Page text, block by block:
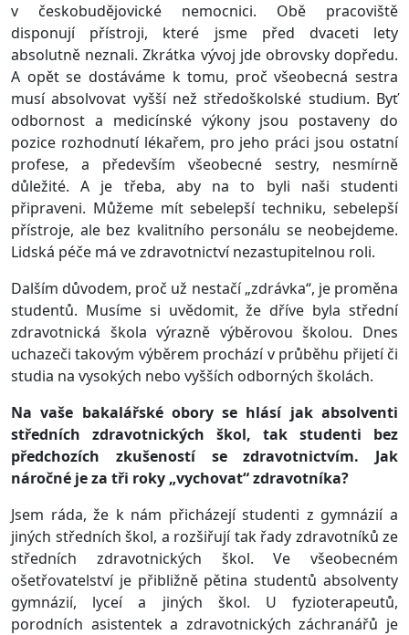
v českobudějovické nemocnici. Obě pracoviště
disponují přístroji, které jsme před dvaceti lety
absolutně neznali. Zkrátka vývoj jde obrovsky dopředu.
A opět se dostáváme k tomu, proč všeobecná sestra
musí absolvovat vyšší než středoškolské studium. Byť
odbornost a medicínské výkony jsou postaveny do
pozice rozhodnutí lékařem, pro jeho práci jsou ostatní
profese, a především všeobecné sestry, nesmírně
důležité. A je třeba, aby na to byli naši studenti
připraveni. Můžeme mít sebelepší techniku, sebelepší
přístroje, ale bez kvalitního personálu se neobejdeme.
Lidská péče má ve zdravotnictví nezastupitelnou roli.
Dalším důvodem, proč už nestačí „zdrávka“, je proměna
studentů. Musíme si uvědomit, že dříve byla střední
zdravotnická škola výrazně výběrovou školou. Dnes
uchazeči takovým výběrem prochází v průběhu přijetí či
studia na vysokých nebo vyšších odborných školách.
Na vaše bakalářské obory se hlásí jak absolventi
středních zdravotnických škol, tak studenti bez
předchozích zkušeností se zdravotnictvím. Jak
náročné je za tři roky „vychovat“ zdravotníka?
Jsem ráda, že k nám přicházejí studenti z gymnázií a
jiných středních škol, a rozšiřují tak řady zdravotníků ze
středních zdravotnických škol. Ve všeobecném
ošetřovatelství je přibližně pětina studentů absolventy
gymnázií, lyceí a jiných škol. U fyzioterapeutů,
porodních asistentek a zdravotnických záchranářů je